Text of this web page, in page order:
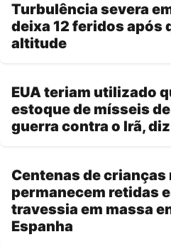
Turbulência severa
deixa 12 feridos após
altitude
EUA teriam utilizado
estoque de mísseis
guerra contra o Irã,
Centenas de
permanecem retidas
travessia em massa
Espanha